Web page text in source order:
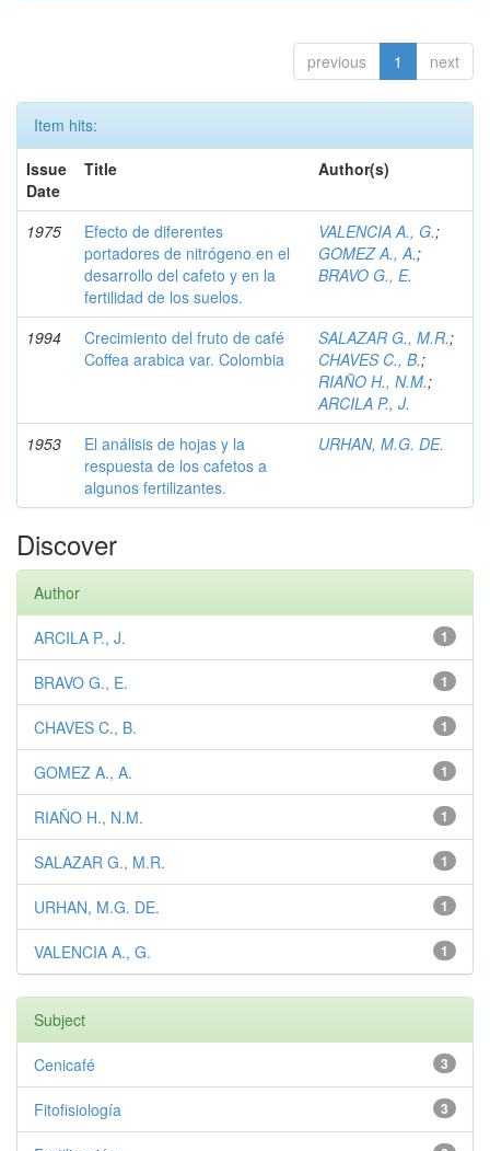
previous 1 next
Item hits:
Issue
Date
Title Author(s)
1975
Efecto de diferentes
portadores de nitrógeno en el
desarrollo del cafeto y en la
fertilidad de los suelos.
VALENCIA A., G.;
GOMEZ A., A.;
BRAVO G., E.
1994
Crecimiento del fruto de café
Coffea arabica var. Colombia
SALAZAR G., M.R.;
CHAVES C., B.;
RIAÑO H., N.M.;
ARCILA P., J.
1953
El análisis de hojas y la
respuesta de los cafetos a
algunos fertilizantes.
URHAN, M.G. DE.
Discover
Author
1
ARCILA P., J.
1
BRAVO G., E.
1
CHAVES C., B.
1
GOMEZ A., A.
1
RIAÑO H., N.M.
1
SALAZAR G., M.R.
1
URHAN, M.G. DE.
1
VALENCIA A., G.
Subject
3
Cenicafé
3
Fitofisiología